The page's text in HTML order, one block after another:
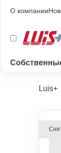
О компании
Luis+